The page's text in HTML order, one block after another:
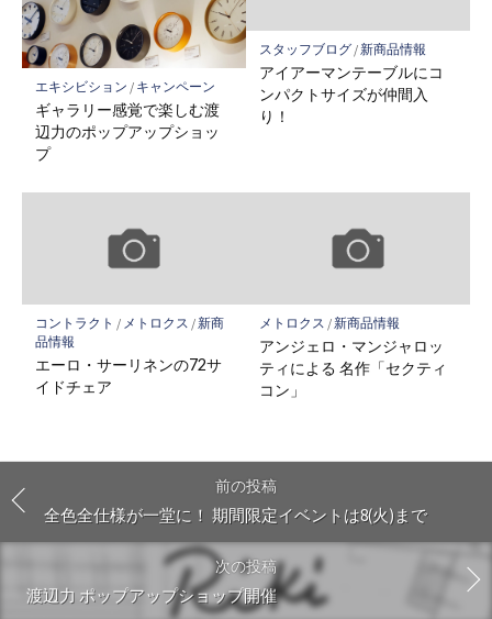
エキシビション / キャンペーン
ギャラリー感覚で楽しむ渡
辺力のポップアップショッ
プ
スタッフブログ/新商品情報
アイアーマンテーブルにコ
ンパクトサイズが仲間入
り！
コントラクト / メトロクス /新商
品情報
エーロ・サーリネンの72サ
イドチェア
メトロクス /新商品情報
アンジェロ・マンジャロッ
ティによる 名作「セクティ
コン」
前の投稿
全色全仕様が一堂に！ 期間限定イベントは8(火)まで
次の投稿
渡辺力 ポップアップショップ開催